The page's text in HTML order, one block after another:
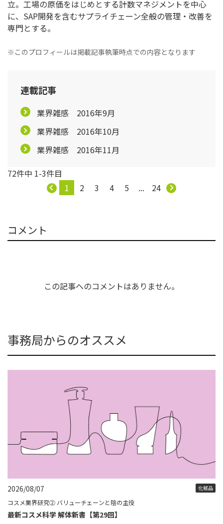
立。工場の原価をはじめとする計数マネジメントを中心
に、SAP開発を含むサプライチェーン全般の管理・改善を
専門とする。
※このプロフィールは掲載記事執筆時点での内容となります
連載記事
業界雑感 2016年9月
業界雑感 2016年10月
業界雑感 2016年11月
72件中 1-3件目
1
2 3 4 5 ... 24
コメント
この記事へのコメントはありません。
事務局からのオススメ
2026/08/07 化粧品
コスメ業界研究② バリューチェーンと陰の主役
最新コスメ科学 解体新書【第29回】